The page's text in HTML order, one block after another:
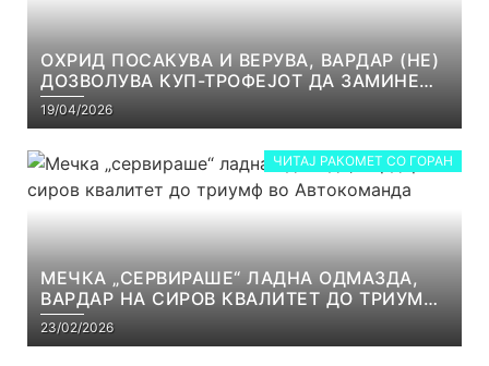
ОХРИД ПОСАКУВА И ВЕРУВА, ВАРДАР (НЕ)
ДОЗВОЛУВА КУП-ТРОФЕЈОТ ДА ЗАМИНЕ
ОД СКОПЈЕ
19/04/2026
ЧИТАЈ РАКОМЕТ СО ГОРАН
МЕЧКА „СЕРВИРАШЕ“ ЛАДНА ОДМАЗДА,
ВАРДАР НА СИРОВ КВАЛИТЕТ ДО ТРИУМФ
ВО АВТОКОМАНДА
23/02/2026